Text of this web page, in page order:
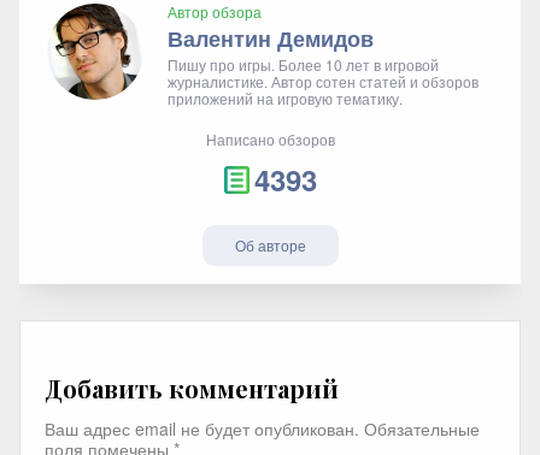
Автор обзора
Валентин Демидов
Пишу про игры. Более 10 лет в игровой
журналистике. Автор сотен статей и обзоров
приложений на игровую тематику.
Написано обзоров
4393
Об авторе
Добавить комментарий
Ваш адрес email не будет опубликован. Обязательные
поля помечены *